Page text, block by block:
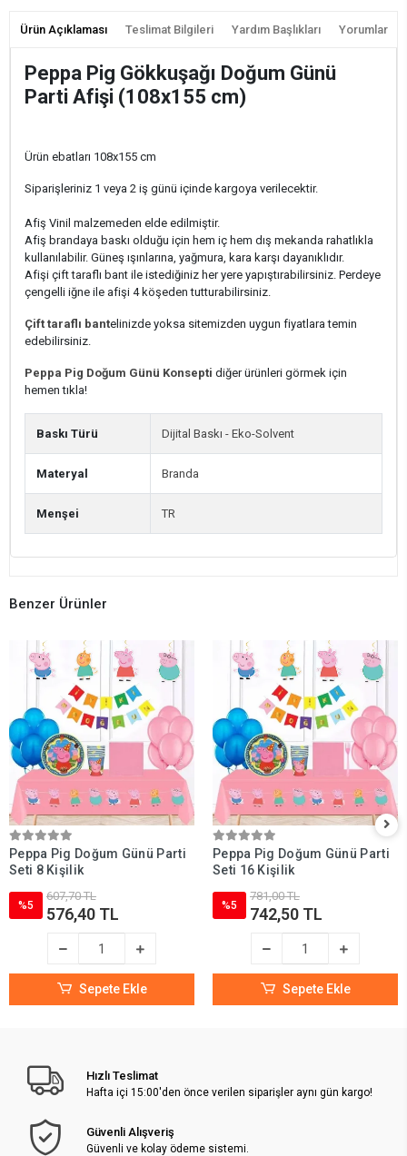
Ürün Açıklaması Teslimat Bilgileri Yardım Başlıkları Yorumlar
Peppa Pig Gökkuşağı Doğum Günü
Parti Afişi (108x155 cm)
Ürün ebatları 108x155 cm
Siparişleriniz 1 veya 2 iş günü içinde kargoya verilecektir.
Afiş Vinil malzemeden elde edilmiştir.
Afiş brandaya baskı olduğu için hem iç hem dış mekanda rahatlıkla
kullanılabilir. Güneş ışınlarına, yağmura, kara karşı dayanıklıdır.
Afişi çift taraflı bant ile istediğiniz her yere yapıştırabilirsiniz. Perdeye
çengelli iğne ile afişi 4 köşeden tutturabilirsiniz.
Çift taraflı bantelinizde yoksa sitemizden uygun fiyatlara temin
edebilirsiniz.
Peppa Pig Doğum Günü Konsepti diğer ürünleri görmek için
hemen tıkla!
Baskı Türü Dijital Baskı - Eko-Solvent
Materyal Branda
Menşei TR
Benzer Ürünler
Peppa Pig Doğum Günü Parti
Seti 8 Kişilik
%5
607,70 TL
576,40 TL
Sepete Ekle
Peppa Pig Doğum Günü Parti
Seti 16 Kişilik
%5
781,00 TL
742,50 TL
Sepete Ekle
Hızlı Teslimat
Hafta içi 15:00'den önce verilen siparişler aynı gün kargo!
Güvenli Alışveriş
Güvenli ve kolay ödeme sistemi.